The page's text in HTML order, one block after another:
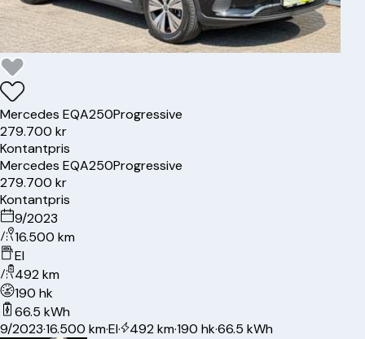
Mercedes EQA250Progressive
279.700 kr
Kontantpris
Mercedes EQA250Progressive
279.700 kr
Kontantpris
9/2023
16.500 km
El
492 km
190 hk
66.5 kWh
9/2023·16.500 km·El· 492 km·190 hk·66.5 kWh